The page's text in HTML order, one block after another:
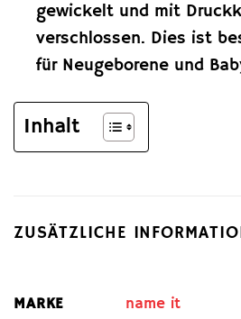
gewickelt und mit
verschlossen. Dies ist
für Neugeborene und
Inhalt
ZUSÄTZLICHE
MARKE name it